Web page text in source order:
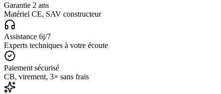
Garantie 2 ans
Matériel CE, SAV constructeur
Assistance 6j/7
Experts techniques à votre écoute
Paiement sécurisé
CB, virement, 3× sans frais